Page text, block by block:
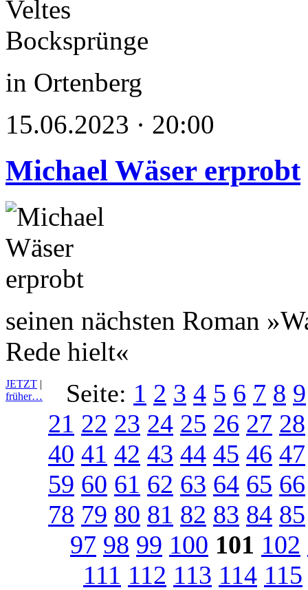
in Ortenberg
15.06.2023 · 20:00
Michael Wäser erprobt
seinen nächsten Roman
Rede hielt«
JETZT |
früher…
Seite: 1 2 3 4 5 6 7 8 9
21 22 23 24 25 26 27 28
40 41 42 43 44 45 46 47
59 60 61 62 63 64 65 66
78 79 80 81 82 83 84 85
97 98 99 100 101 102
111 112 113 114 115